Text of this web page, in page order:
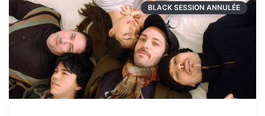
BLACK SESSION ANNULÉE